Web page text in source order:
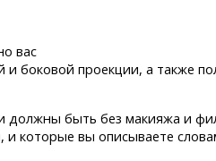
вас
боковой проекции, а также
должны быть без макияжа и
которые вы описываете